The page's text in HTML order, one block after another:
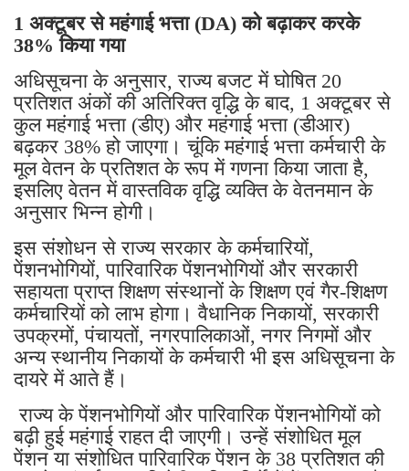
1 अक्टूबर से महंगाई भत्ता (DA) को बढ़ाकर करके
38% किया गया
अधिसूचना के अनुसार, राज्य बजट में घोषित 20
प्रतिशत अंकों की अतिरिक्त वृद्धि के बाद, 1 अक्टूबर से
कुल महंगाई भत्ता (डीए) और महंगाई भत्ता (डीआर)
बढ़कर 38% हो जाएगा। चूंकि महंगाई भत्ता कर्मचारी के
मूल वेतन के प्रतिशत के रूप में गणना किया जाता है,
इसलिए वेतन में वास्तविक वृद्धि व्यक्ति के वेतनमान के
अनुसार भिन्न होगी।
इस संशोधन से राज्य सरकार के कर्मचारियों,
पेंशनभोगियों, पारिवारिक पेंशनभोगियों और सरकारी
सहायता प्राप्त शिक्षण संस्थानों के शिक्षण एवं गैर-शिक्षण
कर्मचारियों को लाभ होगा। वैधानिक निकायों, सरकारी
उपक्रमों, पंचायतों, नगरपालिकाओं, नगर निगमों और
अन्य स्थानीय निकायों के कर्मचारी भी इस अधिसूचना के
दायरे में आते हैं।
राज्य के पेंशनभोगियों और पारिवारिक पेंशनभोगियों को
बढ़ी हुई महंगाई राहत दी जाएगी। उन्हें संशोधित मूल
पेंशन या संशोधित पारिवारिक पेंशन के 38 प्रतिशत की